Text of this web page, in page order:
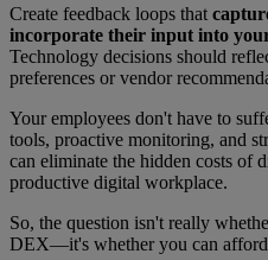
Create feedback loops that
incorporate their input into
Technology decisions should
preferences or vendor
Your employees don't have to
tools, proactive monitoring, and
can eliminate the hidden costs of
productive digital workplace.
So, the question isn't really
DEX—it's whether you can